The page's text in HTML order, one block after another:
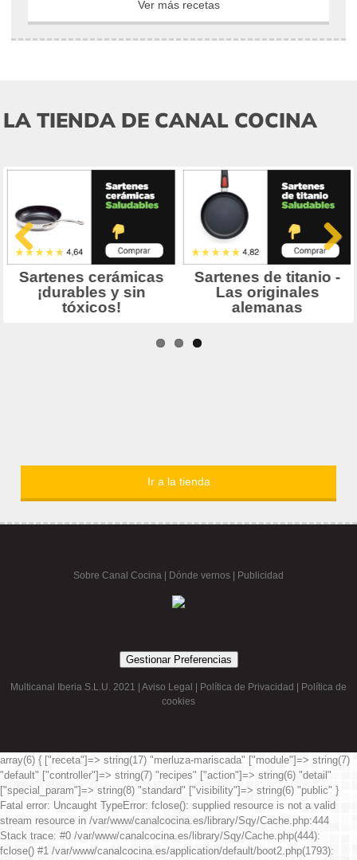
Ver más recetas
LA TIENDA DE CANAL COCINA
Ir a la tienda
Sobre Canal Cocina Dónde vernos | Publicidad
Gestionar Preferencias
Multicanal Iberia S.L.U. 2021 | Aviso Legal Política de Privacidad
Política de
cookies
array(6) { ["receta"]=> string(17) "merluza-mariscada" ["module"]=> string(7)
"default" ["controller"]=> string(7) "recipes" ["action"]=> string(6) "detail"
["special_param"]=> string(8) "standard" ["visibility"]=> string(6) "public" }
Fatal error: Uncaught TypeError: fclose(): supplied resource is not a valid
stream resource in /var/www/canalcocina.es/library/Sqy/Cache.php:444
Stack trace: #0 /var/www/canalcocina.es/library/Sqy/Cache.php(444):
fclose() #1 /var/www/canalcocina.es/application/default/boot2.php(1793):